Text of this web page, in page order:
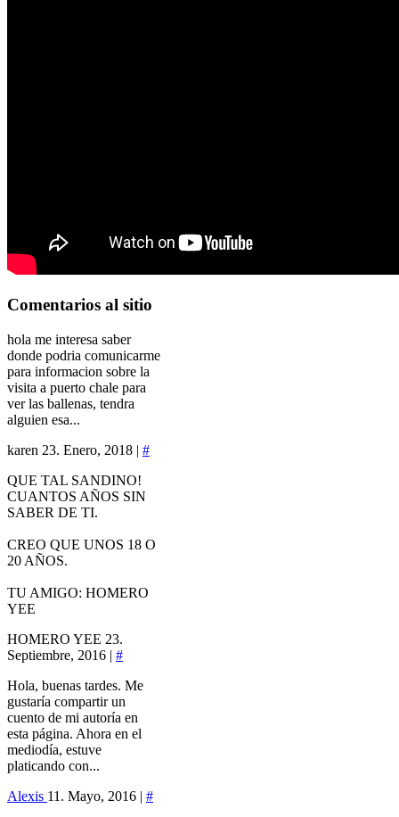
Comentarios al sitio
hola me interesa saber
donde podria comunicarme
para informacion sobre la
visita a puerto chale para
ver las ballenas, tendra
alguien esa...
karen 23. Enero, 2018 | #
QUE TAL SANDINO!
CUANTOS AÑOS SIN
SABER DE TI.
CREO QUE UNOS 18 O
20 AÑOS.
TU AMIGO: HOMERO
YEE
HOMERO YEE 23.
Septiembre, 2016 | #
Hola, buenas tardes. Me
gustaría compartir un
cuento de mi autoría en
esta página. Ahora en el
mediodía, estuve
platicando con...
Alexis 11. Mayo, 2016 | #